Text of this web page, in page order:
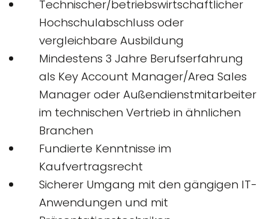
Technischer/betriebswirtschaftlicher
Hochschulabschluss oder
vergleichbare Ausbildung
Mindestens 3 Jahre Berufserfahrung
als Key Account Manager/Area Sales
Manager oder Außendienstmitarbeiter
im technischen Vertrieb in ähnlichen
Branchen
Fundierte Kenntnisse im
Kaufvertragsrecht
Sicherer Umgang mit den gängigen IT-
Anwendungen und mit